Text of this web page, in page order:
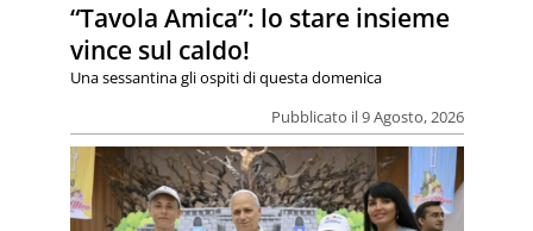
“Tavola Amica”: lo stare insieme
vince sul caldo!
Pubblicato il 9 Agosto, 2026
Una sessantina gli ospiti di questa domenica